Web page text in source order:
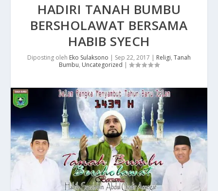
HADIRI TANAH BUMBU
BERSHOLAWAT BERSAMA
HABIB SYECH
Diposting oleh Eko Sulaksono | Sep 22, 2017 | Religi, Tanah
Bumbu, Uncategorized |